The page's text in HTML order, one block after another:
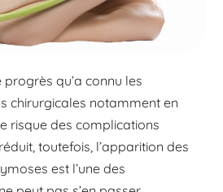
progrès qu’a connu les
chirurgicales notamment en
risque des complications
toutefois, l’apparition des
est l’une des